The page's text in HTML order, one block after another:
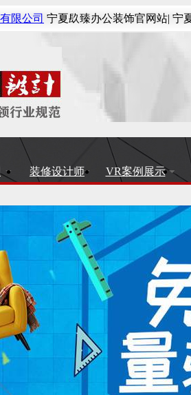
限公司 宁夏镹臻办公装饰官网站| 宁
装修设计师 VR案例展示